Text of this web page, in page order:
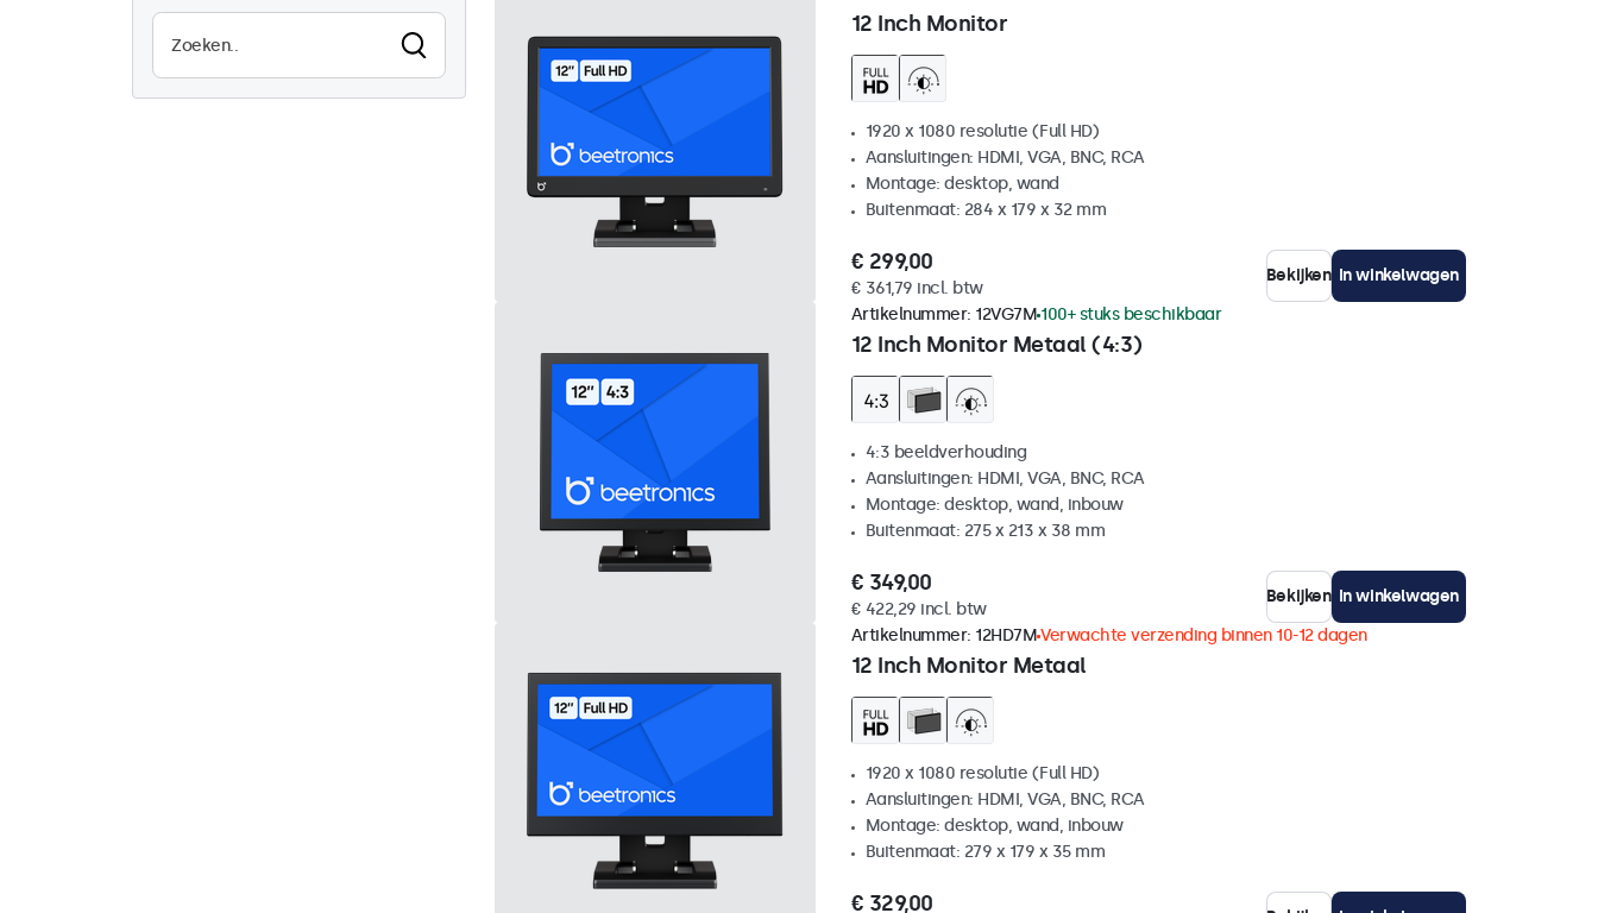
12 Inch Monitor
1920 x 1080 resolutie (Full HD)
Aansluitingen: HDMI, VGA, BNC, RCA
Montage: desktop, wand
Buitenmaat: 284 x 179 x 32 mm
€ 299,00
€ 361,79 incl. btw
Bekijken In winkelwagen
12 Inch Monitor Metaal (4:3)
Artikelnummer: 12VG7M 100+ stuks beschikbaar
4:3 beeldverhouding
Aansluitingen: HDMI, VGA, BNC, RCA
Montage: desktop, wand, inbouw
Buitenmaat: 275 x 213 x 38 mm
€ 349,00
€ 422,29 incl. btw
Bekijken In winkelwagen
12 Inch Monitor Metaal
Artikelnummer: 12HD7MVerwachte verzending binnen 10-12 dagen
1920 x 1080 resolutie (Full HD)
Aansluitingen: HDMI, VGA, BNC, RCA
Montage: desktop, wand, inbouw
Buitenmaat: 279 x 179 x 35 mm
€ 329,00